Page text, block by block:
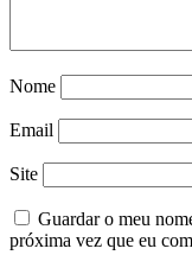
Nome
Email
Site
Guardar o meu
próxima vez que eu